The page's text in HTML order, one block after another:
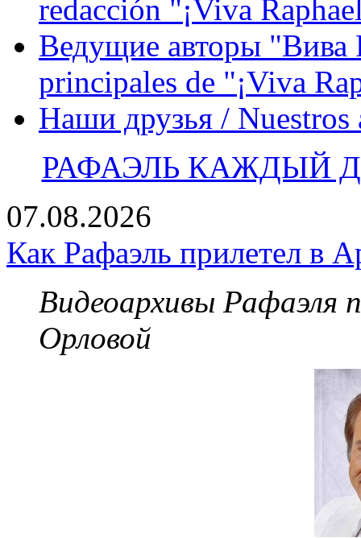
redacción "¡Viva
Ведущие авторы "Вива
principales de "¡Viva
Наши друзья / Nuestros
РАФАЭЛЬ КАЖДЫЙ
07.08.2026
Как Рафаэль прилетел в
Видеоархивы Рафаэля
Орловой